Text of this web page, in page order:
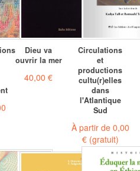
Dieu va
ouvrir la mer
40,00 €
Circulations
et
productions
cultu(r)elles
dans
l'Atlantique
Sud
À partir de 0,00
€ (gratuit)